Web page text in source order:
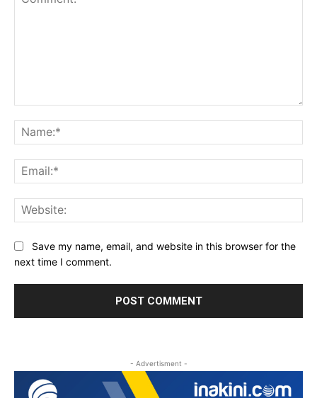
Save my name, email, and website in this browser for the
next time I comment.
- Advertisment -